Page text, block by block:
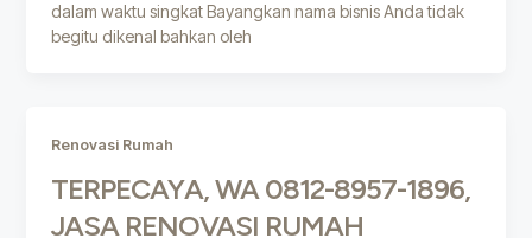
dalam waktu singkat Bayangkan nama bisnis Anda tidak
begitu dikenal bahkan oleh
Renovasi Rumah
TERPECAYA, WA 0812-8957-1896,
JASA RENOVASI RUMAH